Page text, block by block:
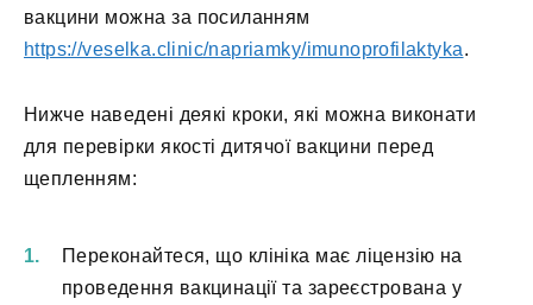
вакцини можна за посиланням
https://veselka.clinic/napriamky/imunoprofilaktyka.
Нижче наведені деякі кроки, які можна виконати
для перевірки якості дитячої вакцини перед
щепленням:
Переконайтеся, що клініка має ліцензію на
проведення вакцинації та зареєстрована у